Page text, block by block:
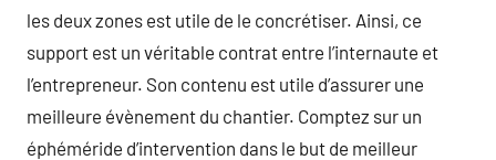
les deux zones est utile de le concrétiser. Ainsi, ce
support est un véritable contrat entre l’internaute et
l’entrepreneur. Son contenu est utile d’assurer une
meilleure évènement du chantier. Comptez sur un
éphéméride d’intervention dans le but de meilleur